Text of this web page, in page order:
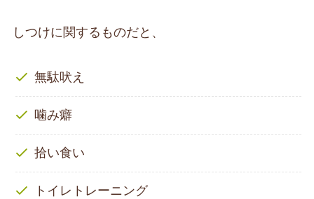
しつけに関するものだと、
無駄吠え
噛み癖
拾い食い
トイレトレーニング